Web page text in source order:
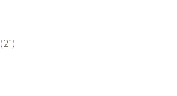
(21)